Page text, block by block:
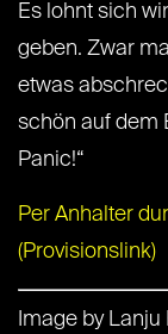
Es lohnt sich
geben. Zwar
etwas
schön auf dem
Panic!“
Per Anhalter
(Provisionslink)
Image by